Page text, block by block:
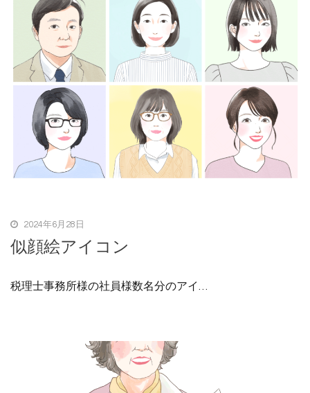
2024年6月28日
似顔絵アイコン
税理士事務所様の社員様数名分のアイ…